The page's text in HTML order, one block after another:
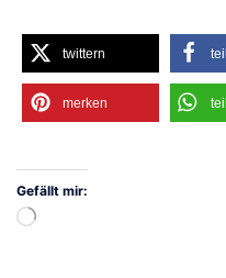
twittern
merken
Gefällt mir:
Wird